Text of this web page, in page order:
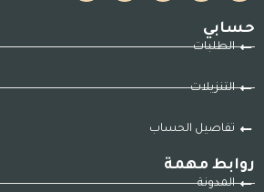
حسابي
الطلبات
التنزيلات
تفاصيل الحساب
روابط مهمة
المدونة